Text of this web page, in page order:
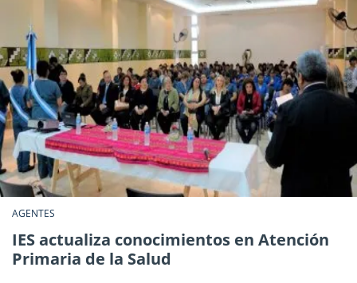
AGENTES
IES actualiza conocimientos en Atención
Primaria de la Salud